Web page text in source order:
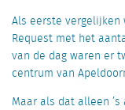
Als eerste
Request met het
van de dag waren er
centrum van
Maar als dat alleen